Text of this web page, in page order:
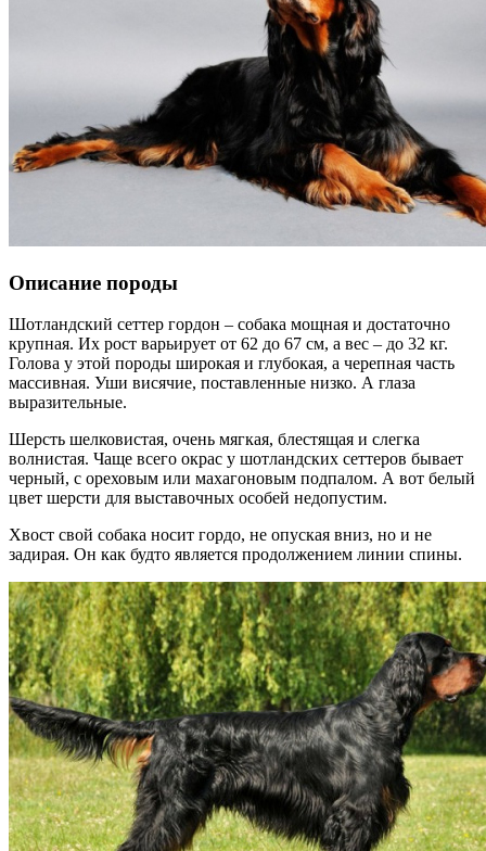
Описание породы
Шотландский сеттер гордон – собака мощная и достаточно
крупная. Их рост варьирует от 62 до 67 см, а вес – до 32 кг.
Голова у этой породы широкая и глубокая, а черепная часть
массивная. Уши висячие, поставленные низко. А глаза
выразительные.
Шерсть шелковистая, очень мягкая, блестящая и слегка
волнистая. Чаще всего окрас у шотландских сеттеров бывает
черный, с ореховым или махагоновым подпалом. А вот белый
цвет шерсти для выставочных особей недопустим.
Хвост свой собака носит гордо, не опуская вниз, но и не
задирая. Он как будто является продолжением линии спины.